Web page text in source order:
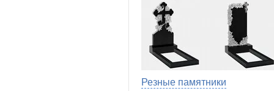
Резные памятники